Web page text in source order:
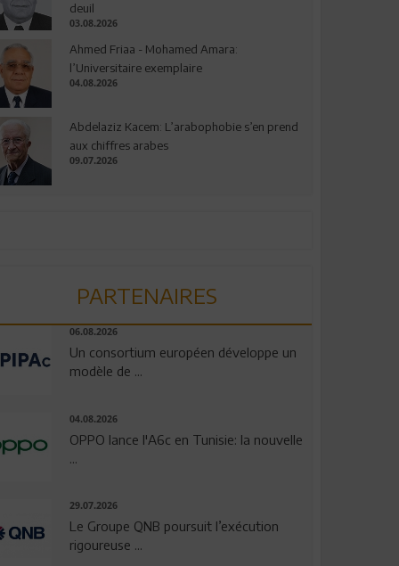
deuil
03.08.2026
Ahmed Friaa - Mohamed Amara:
l’Universitaire exemplaire
04.08.2026
Abdelaziz Kacem: L’arabophobie s’en prend
aux chiffres arabes
09.07.2026
PARTENAIRES
06.08.2026
Un consortium européen développe un
modèle de ...
04.08.2026
OPPO lance l'A6c en Tunisie: la nouvelle
...
29.07.2026
Le Groupe QNB poursuit l’exécution
rigoureuse ...